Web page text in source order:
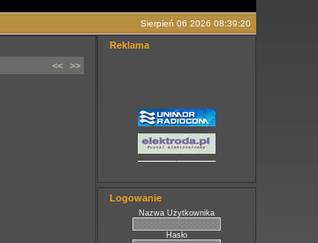
Sierpień 06 2026 08:39:20
<< >>
Reklama
Logowanie
Nazwa Użytkownika
Hasło